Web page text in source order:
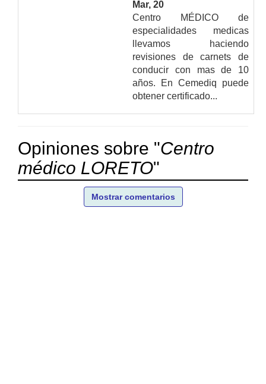
Mar, 20
Centro MÉDICO de
especialidades medicas
llevamos haciendo
revisiones de carnets de
conducir con mas de 10
años. En Cemediq puede
obtener certificado...
Opiniones sobre "Centro
médico LORETO"
Mostrar comentarios